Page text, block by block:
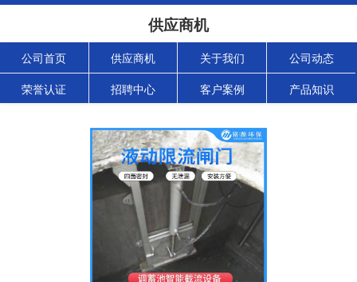
供应商机
公司首页 供应商机 关于我们 公司动态
荣誉认证 招聘中心 客户案例 产品知识